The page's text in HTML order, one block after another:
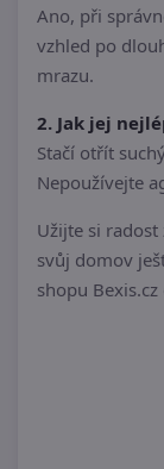
Ano, při
vzhled po
mrazu.
2. Jak jej
Stačí otřít
Nepoužívejte
Užijte si
svůj domov
shopu